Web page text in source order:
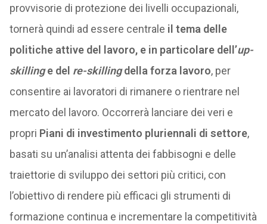
provvisorie di protezione dei livelli occupazionali,
tornerà quindi ad essere centrale il tema delle
politiche attive del lavoro, e in particolare dell’up-
skillinge del re-skillingdella forza lavoro, per
consentire ai lavoratori di rimanere o rientrare nel
mercato del lavoro. Occorrerà lanciare dei veri e
propri Piani di investimento pluriennali di settore,
basati su un’analisi attenta dei fabbisogni e delle
traiettorie di sviluppo dei settori più critici, con
l’obiettivo di rendere più efficaci gli strumenti di
formazione continua e incrementare la competitività